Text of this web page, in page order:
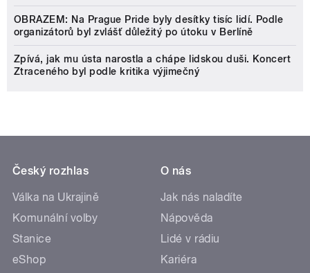
OBRAZEM: Na Prague Pride byly desítky tisíc lidí. Podle
organizátorů byl zvlášť důležitý po útoku v Berlíně
Zpívá, jak mu ústa narostla a chápe lidskou duši. Koncert
Ztraceného byl podle kritika výjimečný
Český rozhlas
Válka na Ukrajině
Komunální volby
Stanice
eShop
O nás
Jak nás naladíte
Nápověda
Lidé v rádiu
Kariéra